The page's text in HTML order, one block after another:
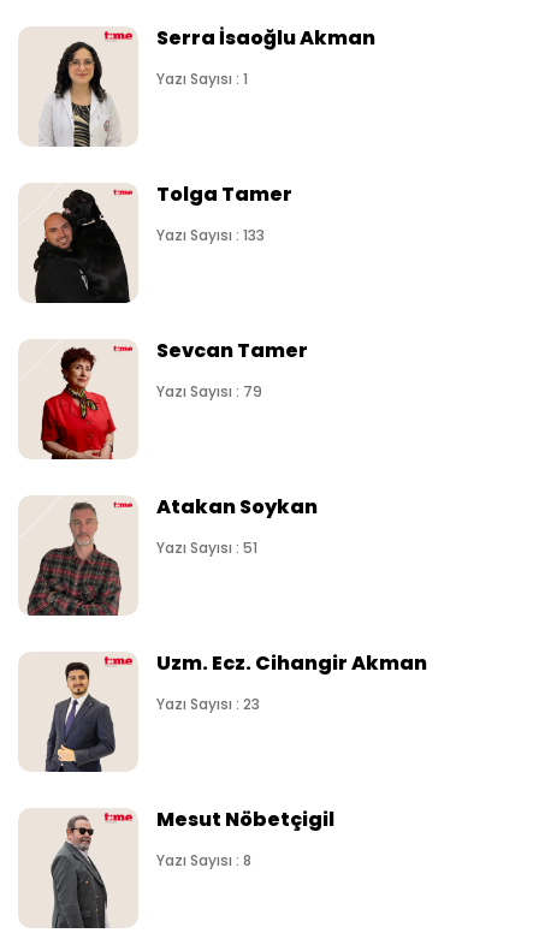
Serra İsaoğlu Akman
Yazı Sayısı : 1
Tolga Tamer
Yazı Sayısı : 133
Sevcan Tamer
Yazı Sayısı : 79
Atakan Soykan
Yazı Sayısı : 51
Uzm. Ecz. Cihangir Akman
Yazı Sayısı : 23
Mesut Nöbetçigil
Yazı Sayısı : 8